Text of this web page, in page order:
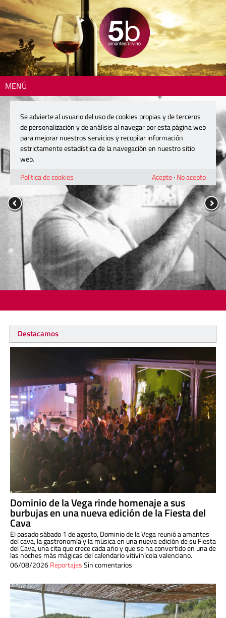
MENÚ
Destacamos
Dominio de la Vega rinde homenaje a sus
burbujas en una nueva edición de la Fiesta del
Cava
El pasado sábado 1 de agosto, Dominio de la Vega reunió a amantes
del cava, la gastronomía y la música en una nueva edición de su Fiesta
del Cava, una cita que crece cada año y que se ha convertido en una de
las noches más mágicas del calendario vitivinícola valenciano.
06/08/2026ReportajesSin comentarios
Se advierte al usuario del uso de cookies propias y de terceros
de personalización y de análisis al navegar por esta página web
para mejorar nuestros servicios y recopilar información
estrictamente estadística de la navegación en nuestro sitio
web.
Política de cookies
Acepto· No acepto